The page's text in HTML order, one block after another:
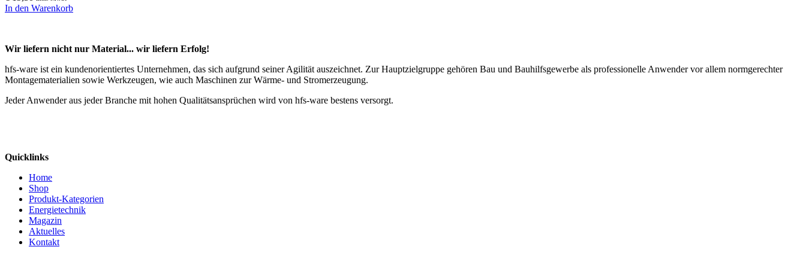
In den Warenkorb
Wir liefern nicht nur Material... wir liefern Erfolg!
hfs-ware ist ein kundenorientiertes Unternehmen, das sich aufgrund seiner Agilität auszeichnet. Zur Hauptzielgruppe gehören Bau und Bauhilfsgewerbe als professionelle Anwender vor allem normgerechter
Montagematerialien sowie Werkzeugen, wie auch Maschinen zur Wärme- und Stromerzeugung.
Jeder Anwender aus jeder Branche mit hohen Qualitätsansprüchen wird von hfs-ware bestens versorgt.
Quicklinks
Home
Shop
Produkt-Kategorien
Energietechnik
Magazin
Aktuelles
Kontakt